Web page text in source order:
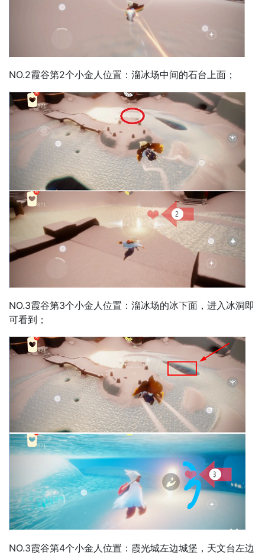
NO.2霞谷第2个小金人位置：溜冰场中间的石台上面；
NO.3霞谷第3个小金人位置：溜冰场的冰下面，进入冰洞即
可看到；
NO.3霞谷第4个小金人位置：霞光城左边城堡，天文台左边